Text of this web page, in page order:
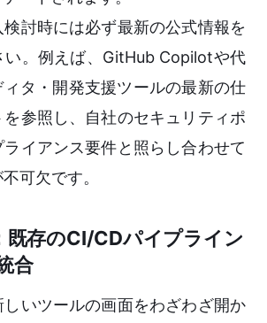
討時には必ず最新の公式情報を
い。例えば、GitHub Copilotや代
タ・開発支援ツールの最新の仕
参照し、自社のセキュリティポ
ライアンス要件と照らし合わせて
可欠です。
既存のCI/CDパイプライン
合
いツールの画面をわざわざ開か